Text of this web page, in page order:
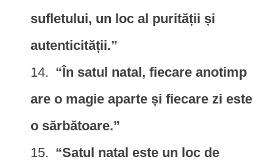
sufletului, un loc al purității și
autenticității.”
“În satul natal, fiecare anotimp
are o magie aparte și fiecare zi este
o sărbătoare.”
“Satul natal este un loc de